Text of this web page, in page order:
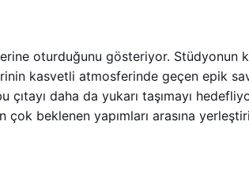
oturduğunu gösteriyor. Stüdyonun
kasvetli atmosferinde geçen epik
daha da yukarı taşımayı
çok beklenen yapımları arasına